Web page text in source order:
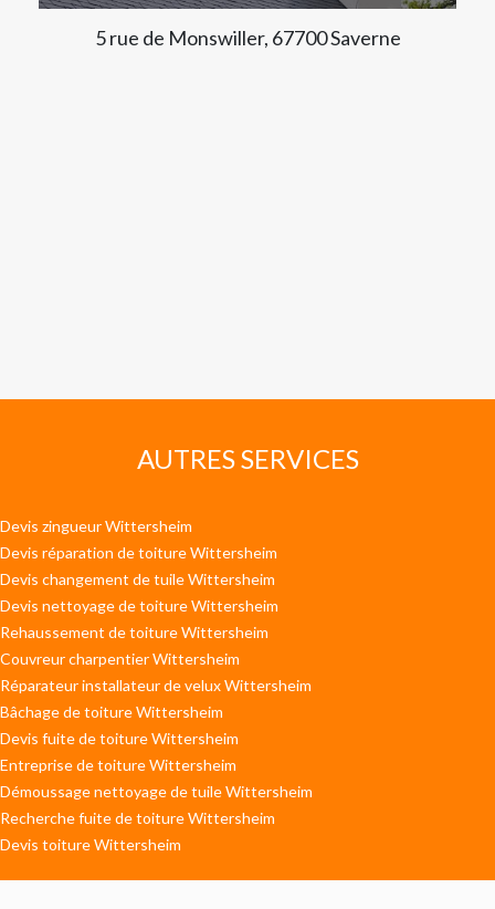
5 rue de Monswiller, 67700 Saverne
AUTRES SERVICES
Devis zingueur Wittersheim
Devis réparation de toiture Wittersheim
Devis changement de tuile Wittersheim
Devis nettoyage de toiture Wittersheim
Rehaussement de toiture Wittersheim
Couvreur charpentier Wittersheim
Réparateur installateur de velux Wittersheim
Bâchage de toiture Wittersheim
Devis fuite de toiture Wittersheim
Entreprise de toiture Wittersheim
Démoussage nettoyage de tuile Wittersheim
Recherche fuite de toiture Wittersheim
Devis toiture Wittersheim